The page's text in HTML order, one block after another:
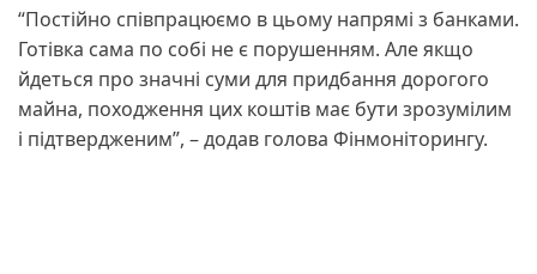
“Постійно співпрацюємо в цьому напрямі з банками.
Готівка сама по собі не є порушенням. Але якщо
йдеться про значні суми для придбання дорогого
майна, походження цих коштів має бути зрозумілим
і підтвердженим”, – додав голова Фінмоніторингу.